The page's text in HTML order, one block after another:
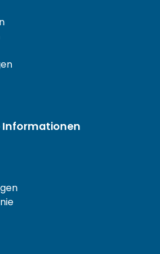
Informationen